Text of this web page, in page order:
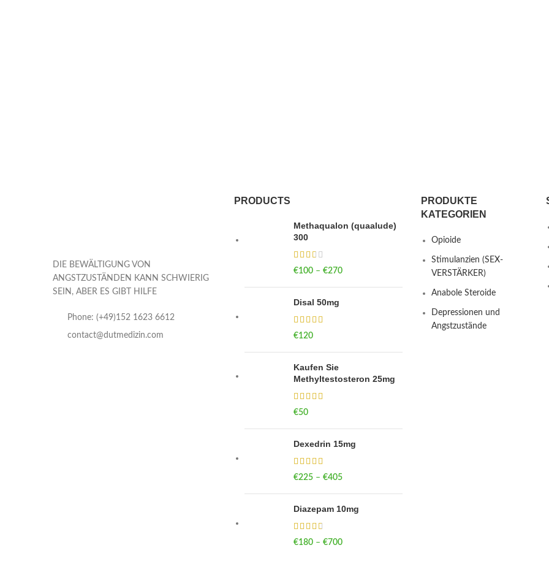
DIE BEWÄLTIGUNG VON
ANGSTZUSTÄNDEN KANN SCHWIERIG
SEIN, ABER ES GIBT HILFE
Phone: (+49)152 1623 6612
contact@dutmedizin.com
PRODUCTS
Methaqualon (quaalude)
300
€100 – €270Price range: €100
Disal 50mg
€120
Kaufen Sie
Methyltestosteron 25mg
€50
Dexedrin 15mg
€225 – €405Price range: €225
Diazepam 10mg
€180 – €700Price range: €180
PRODUKTE
KATEGORIEN
Opioide
Stimulanzien (SEX-
VERSTÄRKER)
Anabole Steroide
Depressionen und
Angstzustände